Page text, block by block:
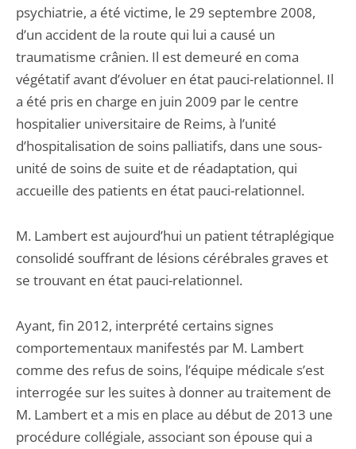
psychiatrie, a été victime, le 29 septembre 2008,
d’un accident de la route qui lui a causé un
traumatisme crânien. Il est demeuré en coma
végétatif avant d’évoluer en état pauci-relationnel. Il
a été pris en charge en juin 2009 par le centre
hospitalier universitaire de Reims, à l’unité
d’hospitalisation de soins palliatifs, dans une sous-
unité de soins de suite et de réadaptation, qui
accueille des patients en état pauci-relationnel.
M. Lambert est aujourd’hui un patient tétraplégique
consolidé souffrant de lésions cérébrales graves et
se trouvant en état pauci-relationnel.
Ayant, fin 2012, interprété certains signes
comportementaux manifestés par M. Lambert
comme des refus de soins, l’équipe médicale s’est
interrogée sur les suites à donner au traitement de
M. Lambert et a mis en place au début de 2013 une
procédure collégiale, associant son épouse qui a